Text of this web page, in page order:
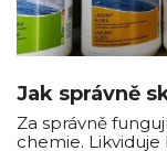
Jak správně
Za správně
chemie.